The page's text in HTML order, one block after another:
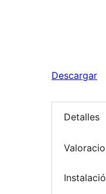
Descargar
Detalles